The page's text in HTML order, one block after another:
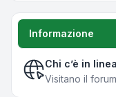
Informazione
Chi c’è in linea
Visitano il